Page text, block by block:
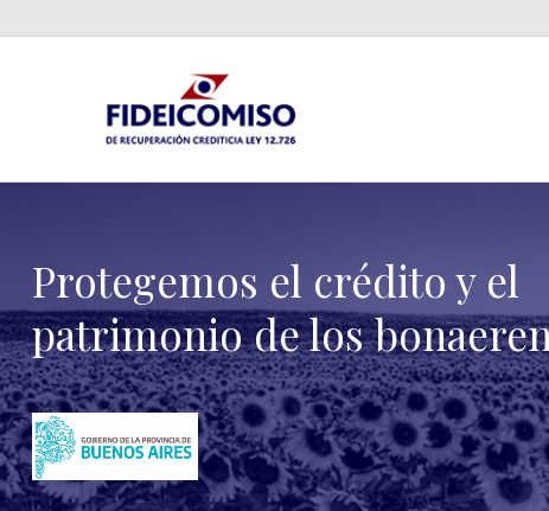
Protegemos el crédito y el
patrimonio de los